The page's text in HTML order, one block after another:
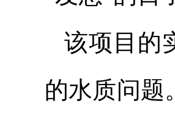
该项目的
的水质问题